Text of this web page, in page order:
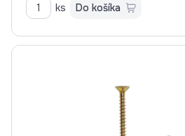
ks Do košíka